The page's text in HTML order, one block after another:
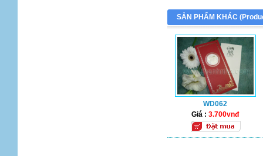
SẢN PHẨM KHÁC (
WD062
Giá :3.700vnđ